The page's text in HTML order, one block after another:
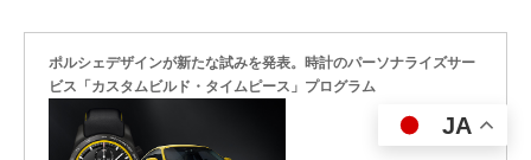
ポルシェデザインが新たな試みを発表。時計のパーソナライズサー
ビス「カスタムビルド・タイムピース」プログラム
JA